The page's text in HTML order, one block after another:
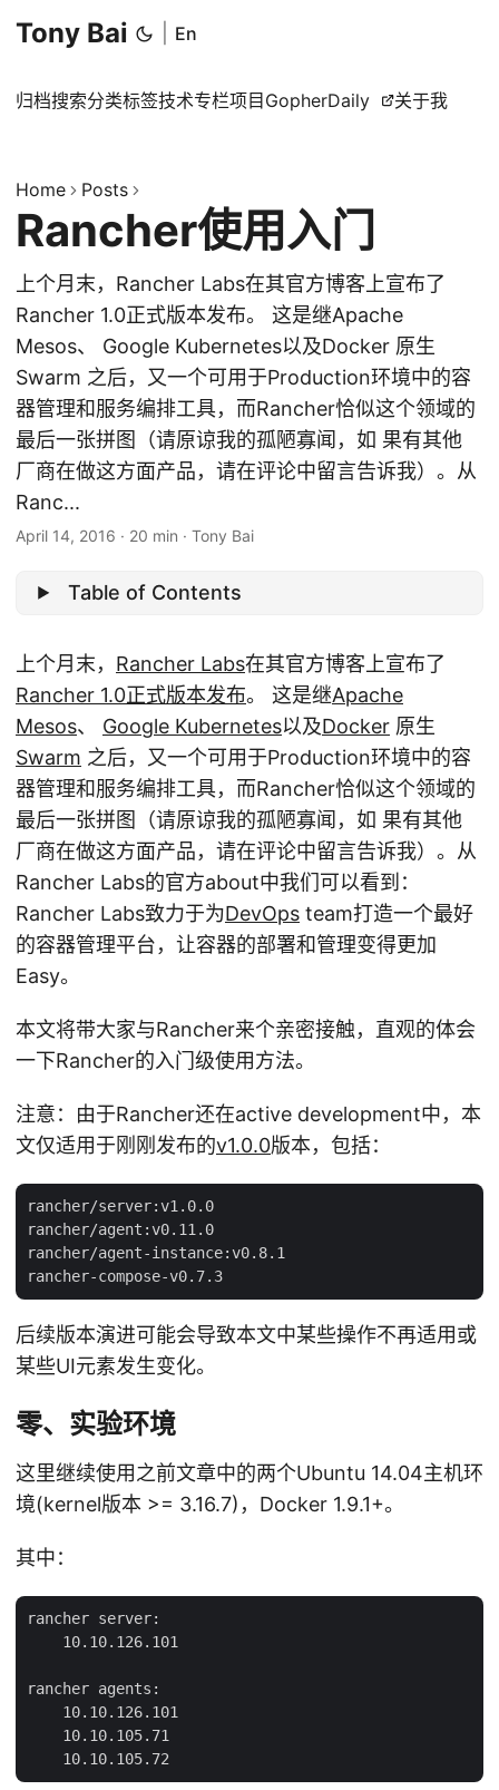
Tony Bai En
归档搜索分类标签技术专栏项目 GopherDaily 关于我
Home Posts
Rancher使用入门
上个月末，Rancher Labs在其官方博客上宣布了
Rancher 1.0正式版本发布。 这是继Apache
Mesos、 Google Kubernetes以及Docker 原生
Swarm 之后，又一个可用于Production环境中的容
器管理和服务编排工具，而Rancher恰似这个领域的
最后一张拼图（请原谅我的孤陋寡闻，如 果有其他
厂商在做这方面产品，请在评论中留言告诉我）。从
Ranc...
April 14, 2016 · 20 min · Tony Bai
Table of Contents
上个月末， Rancher Labs在其官方博客上宣布了
Rancher 1.0正式版本发布。 这是继Apache
Mesos、 Google Kubernetes以及Docker 原生
Swarm 之后，又一个可用于Production环境中的容
器管理和服务编排工具，而Rancher恰似这个领域的
最后一张拼图（请原谅我的孤陋寡闻，如 果有其他
厂商在做这方面产品，请在评论中留言告诉我）。从
Rancher Labs的官方about中我们可以看到：
Rancher Labs致力于为DevOps team打造一个最好
的容器管理平台，让容器的部署和管理变得更加
Easy。
本文将带大家与Rancher来个亲密接触，直观的体会
一下Rancher的入门级使用方法。
注意：由于Rancher还在active development中，本
文仅适用于刚刚发布的v1.0.0版本，包括：
rancher/server:v1.0.0
rancher/agent:v0.11.0
rancher/agent-instance:v0.8.1
后续版本演进可能会导致本文中某些操作不再适用或
某些UI元素发生变化。
零、实验环境
这里继续使用之前文章中的两个Ubuntu 14.04主机环
境(kernel版本 >= 3.16.7)，Docker 1.9.1+。
其中：
rancher server:
    10.10.126.101
rancher agents:
    10.10.126.101
    10.10.105.71